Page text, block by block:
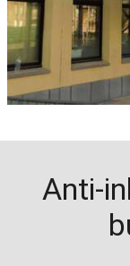
Anti-